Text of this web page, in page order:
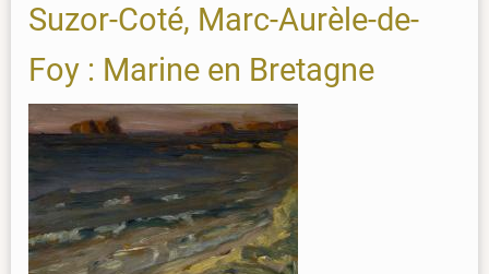
Suzor-Coté, Marc-Aurèle-de-
Foy : Marine en Bretagne